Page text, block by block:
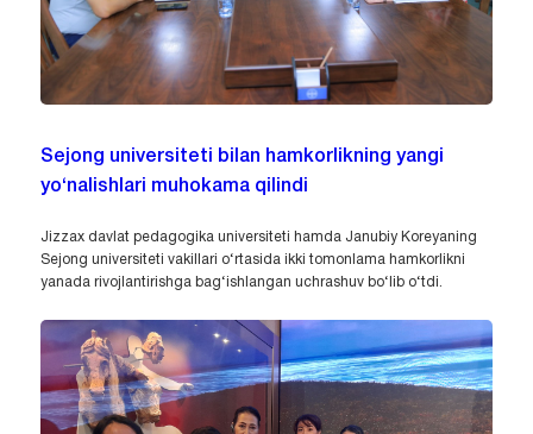
Sejong universiteti bilan hamkorlikning yangi
yo‘nalishlari muhokama qilindi
Jizzax davlat pedagogika universiteti hamda Janubiy Koreyaning
Sejong universiteti vakillari o‘rtasida ikki tomonlama hamkorlikni
yanada rivojlantirishga bag‘ishlangan uchrashuv bo‘lib o‘tdi.